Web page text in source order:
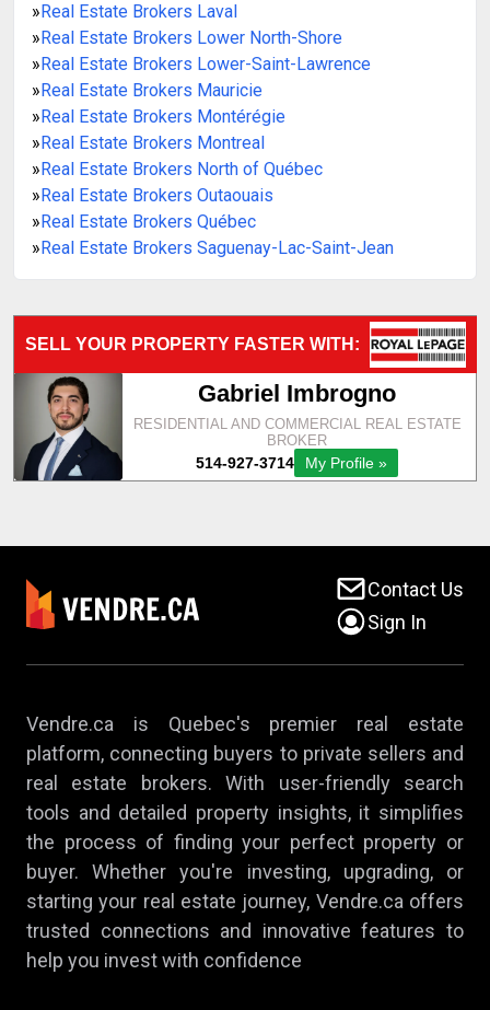
»Real Estate Brokers Laval
»Real Estate Brokers Lower North-Shore
»Real Estate Brokers Lower-Saint-Lawrence
»Real Estate Brokers Mauricie
»Real Estate Brokers Montérégie
»Real Estate Brokers Montreal
»Real Estate Brokers North of Québec
»Real Estate Brokers Outaouais
»Real Estate Brokers Québec
»Real Estate Brokers Saguenay-Lac-Saint-Jean
Contact Us
Sign In
Vendre.ca is Quebec's premier real estate
platform, connecting buyers to private sellers and
real estate brokers. With user-friendly search
tools and detailed property insights, it simplifies
the process of finding your perfect property or
buyer. Whether you're investing, upgrading, or
starting your real estate journey, Vendre.ca offers
trusted connections and innovative features to
help you invest with confidence